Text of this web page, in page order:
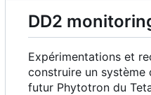
DD2
Expérimentations et
construire un système
futur Phytotron du